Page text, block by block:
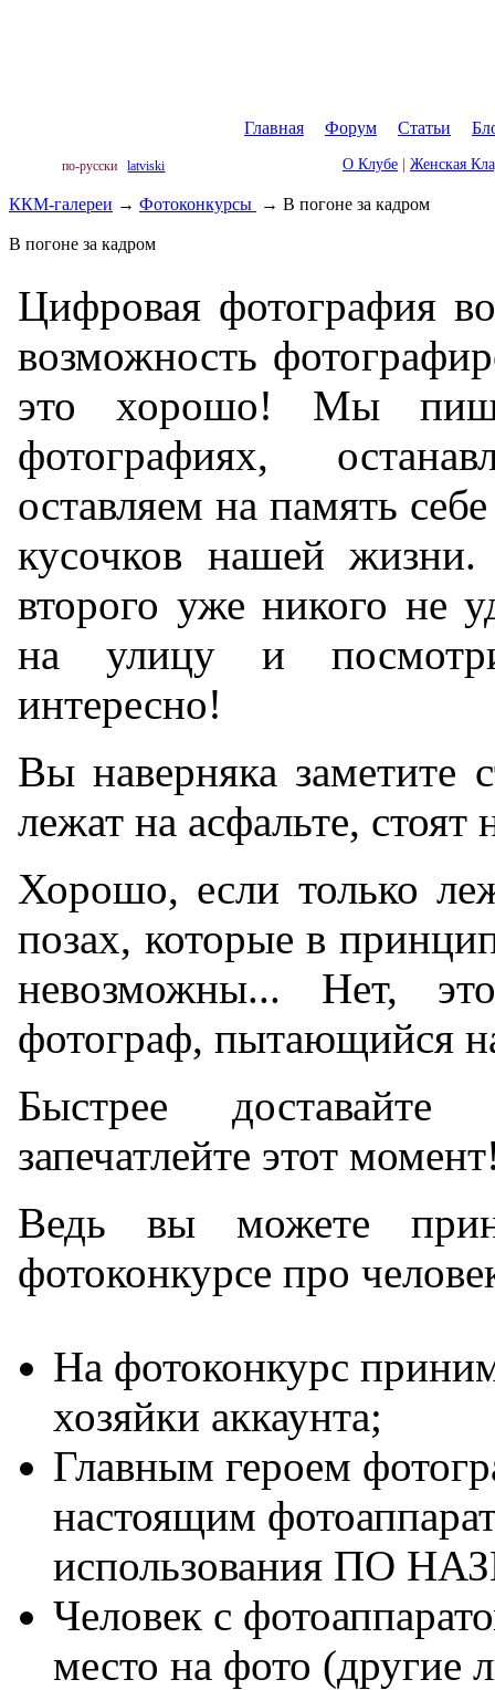
Главная Форум Статьи
по-русски latviski О Клубе Женская
ККМ-галереи → Фотоконкурсы → В погоне за кадром
В погоне за кадром
Цифровая фотография
возможность
это хорошо! Мы
фотографиях,
оставляем на память
кусочков нашей
второго уже никого не
на улицу и
интересно!
Вы наверняка заметите
лежат на асфальте, стоят
Хорошо, если только
позах, которые в
невозможны... Нет,
фотограф, пытающийся
Быстрее
запечатлейте этот
Ведь вы можете
фотоконкурсе про
На фотоконкурс
хозяйки аккаунта;
Главным героем
настоящим
использования ПО
Человек с
место на фото (другие